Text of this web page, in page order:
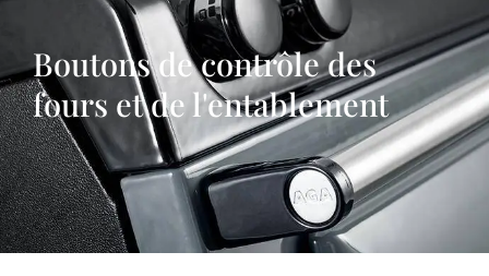
Boutons de contrôle des
fours et de l'entablement